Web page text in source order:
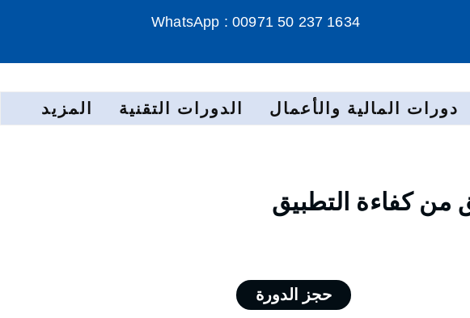
WhatsApp : 00971 50 237 1634
دورات المالية والأعمال الدورات التقنية المزيد
من كفاءة التطبيق
حجز الدورة